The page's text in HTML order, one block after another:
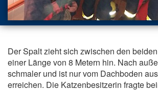
Der Spalt zieht sich zwischen den
einer Länge von 8 Metern hin. Nach
schmaler und ist nur vom Dachboden
erreichen. Die Katzenbesitzerin fragte